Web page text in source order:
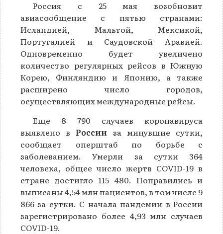
Россия с 25 мая возобновит
авиасообщение с пятью странами:
Исландией, Мальтой, Мексикой,
Португалией и Саудовской Аравией.
Одновременно будет увеличено
количество регулярных рейсов в Южную
Корею, Финляндию и Японию, а также
расширено число городов,
осуществляющих международные рейсы.
Еще 8 790 случаев коронавируса
выявлено в России за минувшие сутки,
сообщает оперштаб по борьбе с
заболеванием. Умерли за сутки 364
человека, общее число жертв COVID-19 в
стране достигло 115 480. Поправились и
выписаны 4,54 млн пациентов, в том числе 9
866 за сутки. С начала пандемии в России
зарегистрировано более 4,93 млн случаев
COVID-19.